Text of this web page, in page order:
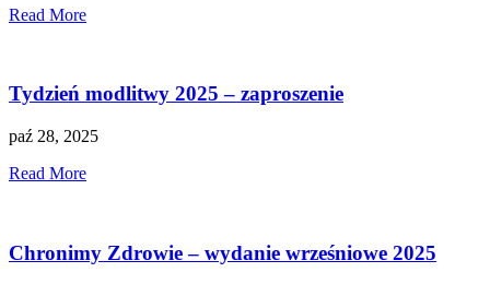
Read More
Tydzień modlitwy 2025 – zaproszenie
paź 28, 2025
Read More
Chronimy Zdrowie – wydanie wrześniowe 2025